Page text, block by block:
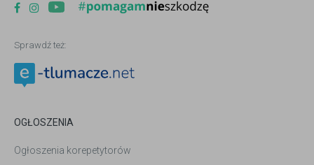
Sprawdź też:
OGŁOSZENIA
Ogłoszenia korepetytorów